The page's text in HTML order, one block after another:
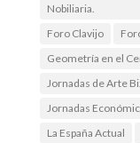
Nobiliaria.
Foro Clavijo
Geometría en el
Jornadas de Arte
Jornadas
La España Actual